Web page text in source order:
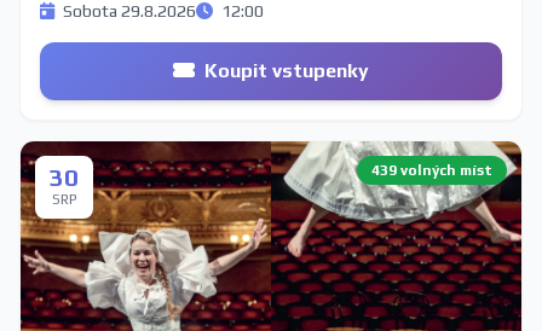
Sobota 29.8.2026 12:00
Koupit vstupenky
30
SRP
439 volných míst